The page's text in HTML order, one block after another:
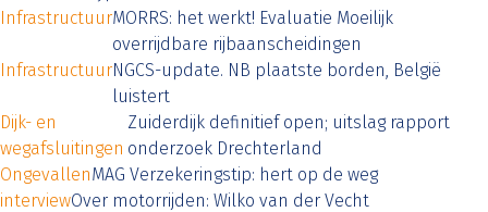
InfrastructuurMORRS: het werkt! Evaluatie Moeilijk
overrijdbare rijbaanscheidingen
InfrastructuurNGCS-update. NB plaatste borden, België
luistert
Dijk- en
wegafsluitingen
Zuiderdijk definitief open; uitslag rapport
onderzoek Drechterland
OngevallenMAG Verzekeringstip: hert op de weg
interviewOver motorrijden: Wilko van der Vecht